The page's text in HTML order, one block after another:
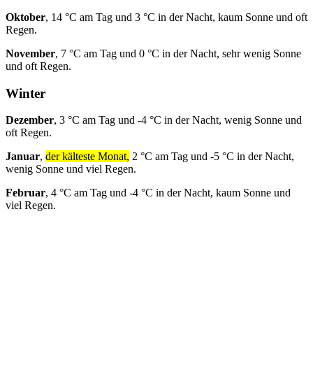
Oktober, 14 °C am Tag und 3 °C in der Nacht, kaum Sonne und oft
Regen.
November, 7 °C am Tag und 0 °C in der Nacht, sehr wenig Sonne
und oft Regen.
Winter
Dezember, 3 °C am Tag und -4 °C in der Nacht, wenig Sonne und
oft Regen.
Januar, der kälteste Monat, 2 °C am Tag und -5 °C in der Nacht,
wenig Sonne und viel Regen.
Februar, 4 °C am Tag und -4 °C in der Nacht, kaum Sonne und
viel Regen.